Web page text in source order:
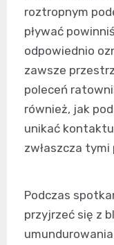
roztropnym
pływać
odpowiednio
zawsze
poleceń
również, jak
unikać
zwłaszcza
Podczas
przyjrzeć się z